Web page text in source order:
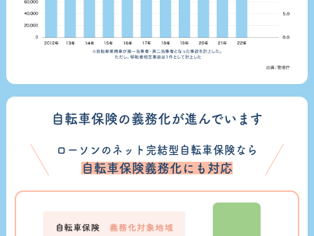
自転車保険の義務化が進んでいます
ローソンのネット完結型自転車保険なら
自転車保険義務化にも対応